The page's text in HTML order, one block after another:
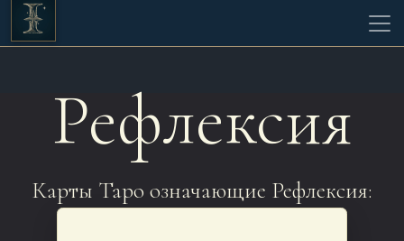
Рефлексия
Карты Таро означающие Рефлексия: